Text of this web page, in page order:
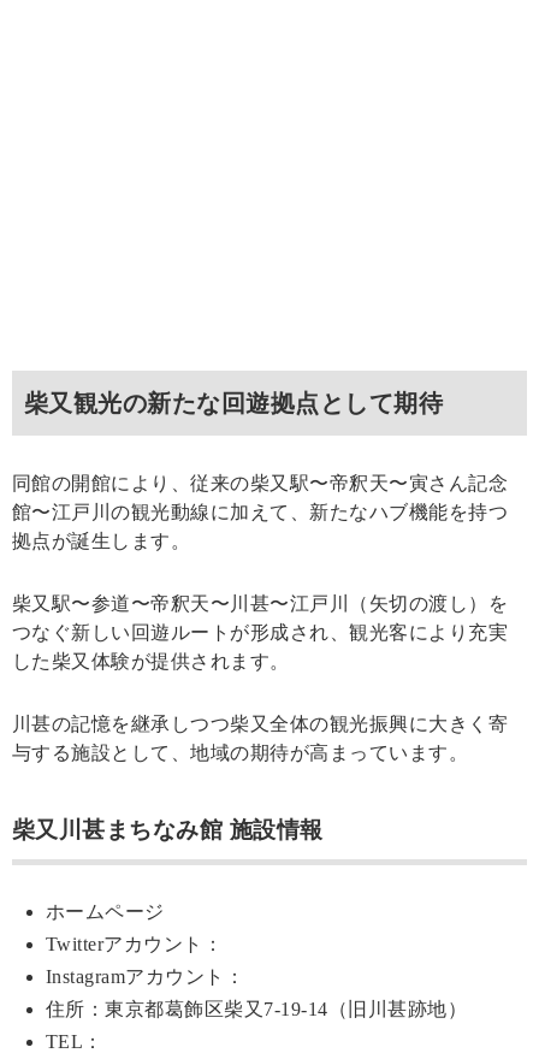
柴又観光の新たな回遊拠点として期待
同館の開館により、従来の柴又駅〜帝釈天〜寅さん記念
館〜江戸川の観光動線に加えて、新たなハブ機能を持つ
拠点が誕生します。
柴又駅〜参道〜帝釈天〜川甚〜江戸川（矢切の渡し）を
つなぐ新しい回遊ルートが形成され、観光客により充実
した柴又体験が提供されます。
川甚の記憶を継承しつつ柴又全体の観光振興に大きく寄
与する施設として、地域の期待が高まっています。
柴又川甚まちなみ館 施設情報
ホームページ
Twitterアカウント：
Instagramアカウント：
住所：東京都葛飾区柴又7-19-14（旧川甚跡地）
TEL：